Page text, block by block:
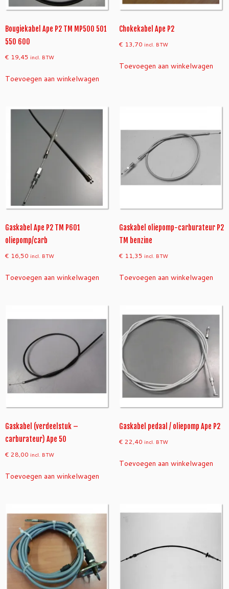
Bougiekabel Ape P2 TM MP500 501
550 600
€ 19,45 incl. BTW
Toevoegen aan winkelwagen
Chokekabel Ape P2
€ 13,70 incl. BTW
Toevoegen aan winkelwagen
Gaskabel Ape P2 TM P601
oliepomp/carb
€ 16,50 incl. BTW
Toevoegen aan winkelwagen
Gaskabel oliepomp-carburateur P2
TM benzine
€ 11,35 incl. BTW
Toevoegen aan winkelwagen
Gaskabel (verdeelstuk –
carburateur) Ape 50
€ 28,00 incl. BTW
Toevoegen aan winkelwagen
Gaskabel pedaal / oliepomp Ape P2
€ 22,40 incl. BTW
Toevoegen aan winkelwagen